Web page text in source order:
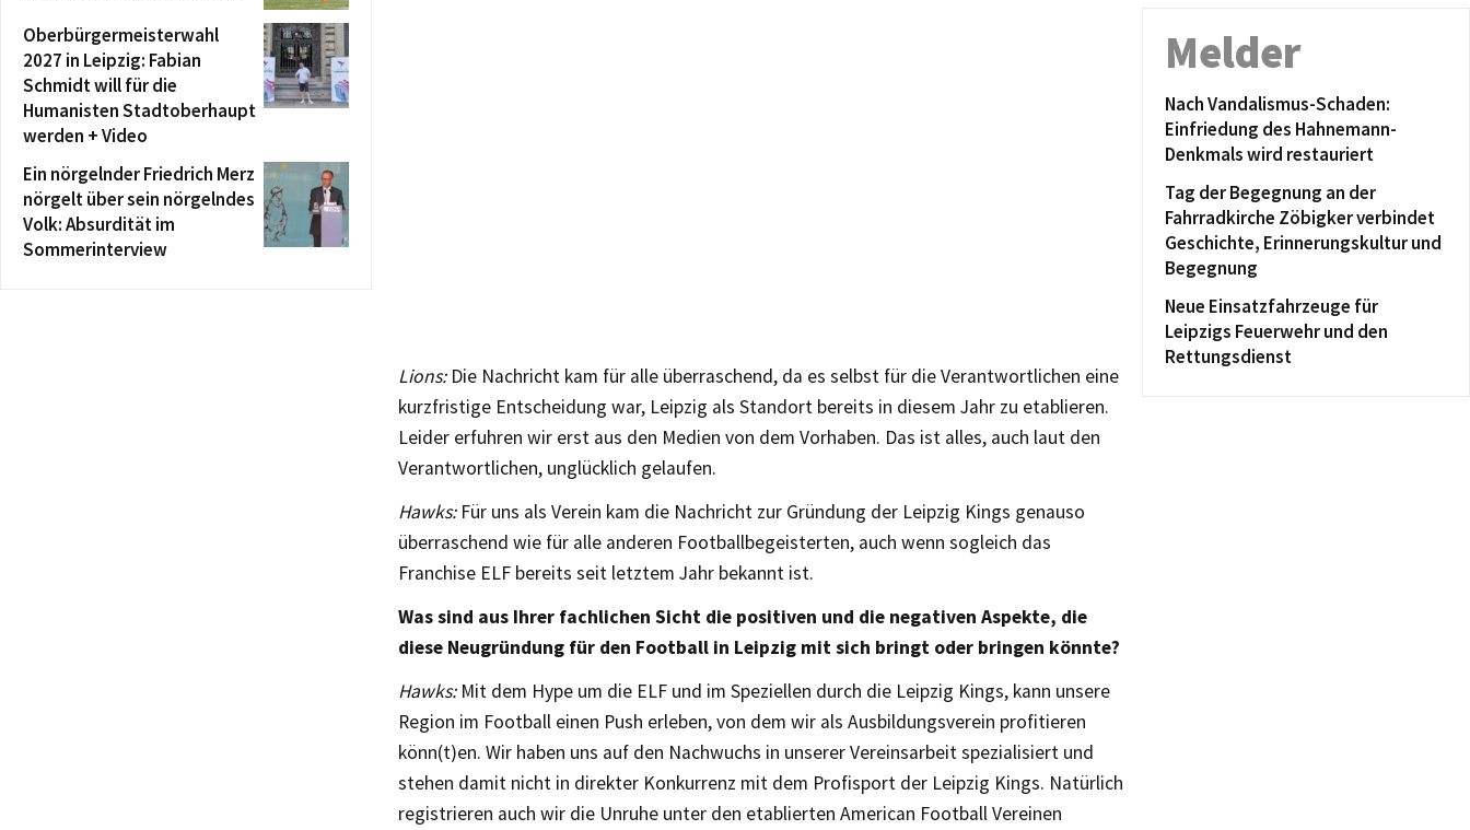
Lions:Die Nachricht kam für alle überraschend, da es selbst für die Verantwortlichen eine
kurzfristige Entscheidung war, Leipzig als Standort bereits in diesem Jahr zu etablieren.
Leider erfuhren wir erst aus den Medien von dem Vorhaben. Das ist alles, auch laut den
Verantwortlichen, unglücklich gelaufen.
Hawks:Für uns als Verein kam die Nachricht zur Gründung der Leipzig Kings genauso
überraschend wie für alle anderen Footballbegeisterten, auch wenn sogleich das
Franchise ELF bereits seit letztem Jahr bekannt ist.
Was sind aus Ihrer fachlichen Sicht die positiven und die negativen Aspekte, die
diese Neugründung für den Football in Leipzig mit sich bringt oder bringen könnte?
Hawks:Mit dem Hype um die ELF und im Speziellen durch die Leipzig Kings, kann unsere
Region im Football einen Push erleben, von dem wir als Ausbildungsverein profitieren
könn(t)en. Wir haben uns auf den Nachwuchs in unserer Vereinsarbeit spezialisiert und
stehen damit nicht in direkter Konkurrenz mit dem Profisport der Leipzig Kings. Natürlich
registrieren auch wir die Unruhe unter den etablierten American Football Vereinen
Oberbürgermeisterwahl
2027 in Leipzig: Fabian
Schmidt will für die
Humanisten Stadtoberhaupt
werden + Video
Ein nörgelnder Friedrich Merz
nörgelt über sein nörgelndes
Volk: Absurdität im
Sommerinterview
Melder
Nach Vandalismus-Schaden:
Einfriedung des Hahnemann-
Denkmals wird restauriert
Tag der Begegnung an der
Fahrradkirche Zöbigker verbindet
Geschichte, Erinnerungskultur und
Begegnung
Neue Einsatzfahrzeuge für
Leipzigs Feuerwehr und den
Rettungsdienst